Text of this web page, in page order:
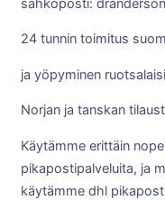
sähköposti:
24 tunnin toimitus
ja yöpyminen
Norjan ja tanskan
Käytämme erittäin
pikapostipalveluita, ja
käytämme dhl